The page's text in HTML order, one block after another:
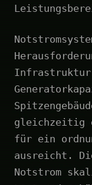
Infrastruktur.
gleichzeitig
für ein
ausreicht.
Notstrom